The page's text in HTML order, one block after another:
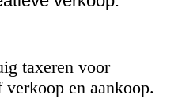
taxeren voor
en aankoop.